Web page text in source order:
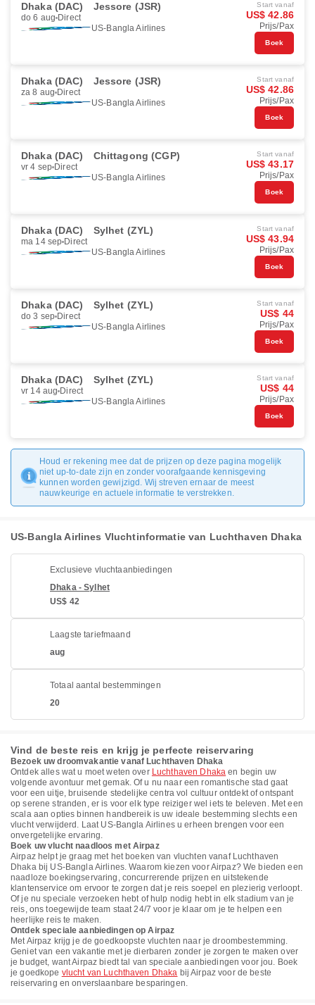
Dhaka (DAC) Jessore (JSR)
do 6 aug Direct
US-Bangla Airlines
Start vanaf
US$ 42.86
Prijs/Pax
Boek
Dhaka (DAC) Jessore (JSR)
za 8 aug Direct
US-Bangla Airlines
Start vanaf
US$ 42.86
Prijs/Pax
Boek
Dhaka (DAC) Chittagong (CGP)
vr 4 sep Direct
US-Bangla Airlines
Start vanaf
US$ 43.17
Prijs/Pax
Boek
Dhaka (DAC) Sylhet (ZYL)
ma 14 sep Direct
US-Bangla Airlines
Start vanaf
US$ 43.94
Prijs/Pax
Boek
Dhaka (DAC) Sylhet (ZYL)
do 3 sep Direct
US-Bangla Airlines
Start vanaf
US$ 44
Prijs/Pax
Boek
Dhaka (DAC) Sylhet (ZYL)
vr 14 aug Direct
US-Bangla Airlines
Start vanaf
US$ 44
Prijs/Pax
Boek
Houd er rekening mee dat de prijzen op deze pagina mogelijk
niet up-to-date zijn en zonder voorafgaande kennisgeving
kunnen worden gewijzigd. Wij streven ernaar de meest
nauwkeurige en actuele informatie te verstrekken.
US-Bangla Airlines Vluchtinformatie van Luchthaven Dhaka
Exclusieve vluchtaanbiedingen
Dhaka - Sylhet
US$ 42
Laagste tariefmaand
aug
Totaal aantal bestemmingen
20
Vind de beste reis en krijg je perfecte reiservaring
Bezoek uw droomvakantie vanaf Luchthaven Dhaka
Ontdek alles wat u moet weten over Luchthaven Dhaka en begin uw
volgende avontuur met gemak. Of u nu naar een romantische stad gaat
voor een uitje, bruisende stedelijke centra vol cultuur ontdekt of ontspant
op serene stranden, er is voor elk type reiziger wel iets te beleven. Met een
scala aan opties binnen handbereik is uw ideale bestemming slechts een
vlucht verwijderd. Laat US-Bangla Airlines u erheen brengen voor een
onvergetelijke ervaring.
Boek uw vlucht naadloos met Airpaz
Airpaz helpt je graag met het boeken van vluchten vanaf Luchthaven
Dhaka bij US-Bangla Airlines. Waarom kiezen voor Airpaz? We bieden een
naadloze boekingservaring, concurrerende prijzen en uitstekende
klantenservice om ervoor te zorgen dat je reis soepel en plezierig verloopt.
Of je nu speciale verzoeken hebt of hulp nodig hebt in elk stadium van je
reis, ons toegewijde team staat 24/7 voor je klaar om je te helpen een
heerlijke reis te maken.
Ontdek speciale aanbiedingen op Airpaz
Met Airpaz krijg je de goedkoopste vluchten naar je droombestemming.
Geniet van een vakantie met je dierbaren zonder je zorgen te maken over
je budget, want Airpaz biedt tal van speciale aanbiedingen voor jou. Boek
je goedkope vlucht van Luchthaven Dhaka bij Airpaz voor de beste
reiservaring en onverslaanbare besparingen.